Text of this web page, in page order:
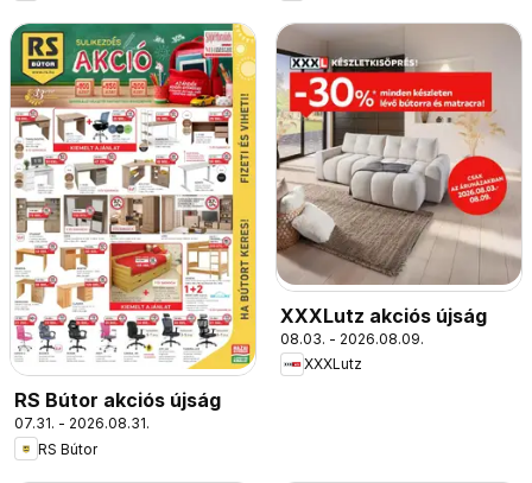
RS Bútor akciós újság
07.31. - 2026.08.31.
RS Bútor
XXXLutz akciós újság
08.03. - 2026.08.09.
XXXLutz